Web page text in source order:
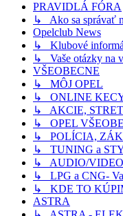
PRAVIDLÁ FÓRA
↳ Ako sa správať
Opelclub News
↳ Klubové
↳ Vaše otázky na
VŠEOBECNE
↳ MÔJ OPEL
↳ ONLINE
↳ AKCIE,
↳ OPEL
↳ POLÍCIA,
↳ TUNING a
↳ AUDIO/
↳ LPG a CNG-
↳ KDE TO
ASTRA